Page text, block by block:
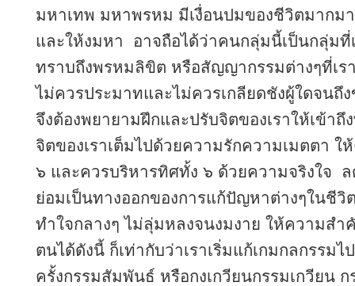
มหาเทพ มหาพรหม มีเงื่อนปมของชีวิตมากม
และให้งมหา อาจถือได้ว่าคนกลุ่มนี้เป็นกลุ่มที่
ทราบถึงพรหมลิขิต หรือสัญญากรรมต่างๆที่เรา
ไม่ควรประมาทและไม่ควรเกลียดชังผู้ใดจน
จึงต้องพยายามฝึกและปรับจิตของเราให้เข้า
จิตของเราเต็มไปด้วยความรักความเมตตา
๖ และควรบริหารทิศทั้ง ๖ ด้วยความจริงใจ
ย่อมเป็นทางออกของการแก้ปัญหาต่างๆในชีวิ
ทำใจกลางๆ ไม่ลุ่มหลงจนงมงาย ให้ความส
ตนได้ดังนี้ ก็เท่ากับว่าเราเริ่มแก้เกมกลกรรม
ครั้งกรรมสัมพันธ์ หรือกงเกวียนกรรมเกวียน ก